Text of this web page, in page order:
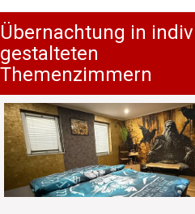
Übernachtung in
gestalteten
Themenzimmern